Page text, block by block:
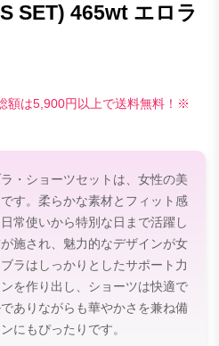
SET) 465wt エロラ
額は5,900円以上で送料無料！※
・ショーツセットは、女性の美
す。柔らかな素材とフィット感
常使いから特別な日まで活躍し
施され、魅力的なデザインが女
ラはしっかりとしたサポート力
を作り出し、ショーツは快適で
ありながらも華やかさを兼ね備
にもぴったりです。